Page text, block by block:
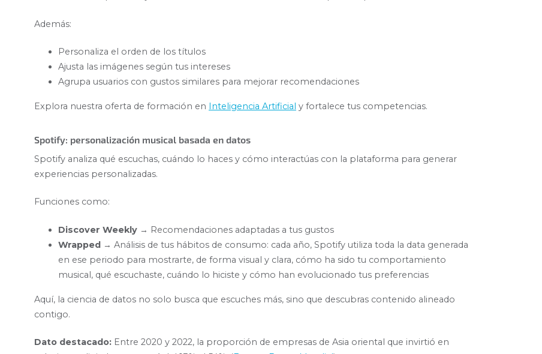
Además:
Personaliza el orden de los títulos
Ajusta las imágenes según tus intereses
Agrupa usuarios con gustos similares para mejorar recomendaciones
Explora nuestra oferta de formación en Inteligencia Artificial y fortalece tus competencias.
Spotify: personalización musical basada en datos
Spotify analiza qué escuchas, cuándo lo haces y cómo interactúas con la plataforma para generar
experiencias personalizadas.
Funciones como:
Discover Weekly → Recomendaciones adaptadas a tus gustos
Wrapped → Análisis de tus hábitos de consumo: cada año, Spotify utiliza toda la data generada
en ese periodo para mostrarte, de forma visual y clara, cómo ha sido tu comportamiento
musical, qué escuchaste, cuándo lo hiciste y cómo han evolucionado tus preferencias
Aquí, la ciencia de datos no solo busca que escuches más, sino que descubras contenido alineado
contigo.
Dato destacado: Entre 2020 y 2022, la proporción de empresas de Asia oriental que invirtió en